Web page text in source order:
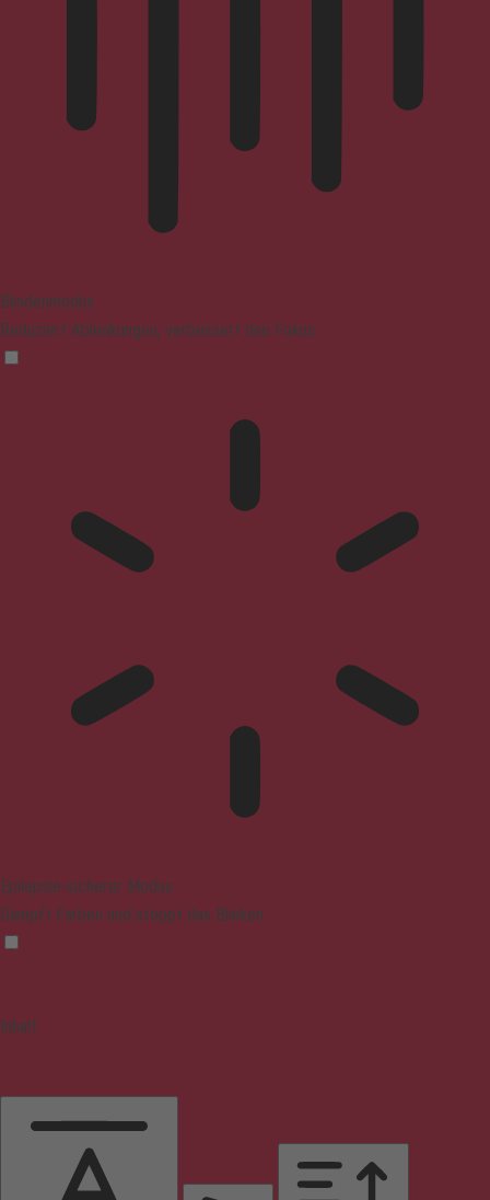
Blindenmodus
Reduziert Ablenkungen, verbessert den Fokus
Epilepsie-sicherer Modus
Dämpft Farben und stoppt das Blinken
Inhalt